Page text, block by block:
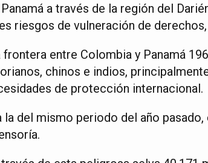
a través de la región del
riesgos de vulneración de
entre Colombia y Panamá
chinos e indios,
de protección internacional.
la del mismo periodo del año